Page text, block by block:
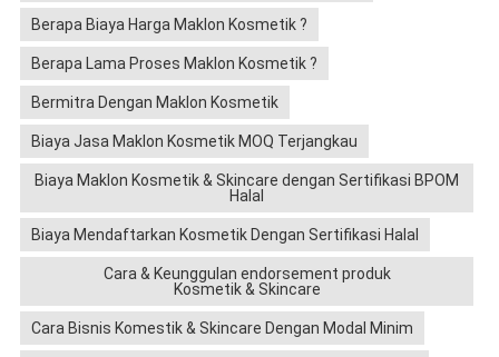
Berapa Biaya Harga Maklon Kosmetik ?
Berapa Lama Proses Maklon Kosmetik ?
Bermitra Dengan Maklon Kosmetik
Biaya Jasa Maklon Kosmetik MOQ Terjangkau
Biaya Maklon Kosmetik & Skincare dengan Sertifikasi BPOM
Halal
Biaya Mendaftarkan Kosmetik Dengan Sertifikasi Halal
Cara & Keunggulan endorsement produk
Kosmetik & Skincare
Cara Bisnis Komestik & Skincare Dengan Modal Minim